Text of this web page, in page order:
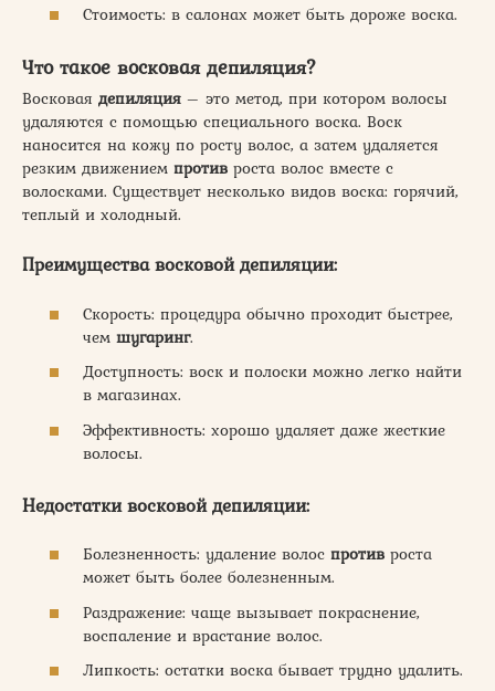
Стоимость: в салонах может быть дороже воска.
Что такое восковая депиляция?
Восковая депиляция – это метод, при котором волосы
удаляются с помощью специального воска. Воск
наносится на кожу по росту волос, а затем удаляется
резким движением против роста волос вместе с
волосками. Существует несколько видов воска: горячий,
теплый и холодный.
Преимущества восковой депиляции:
Скорость: процедура обычно проходит быстрее,
чем шугаринг.
Доступность: воск и полоски можно легко найти
в магазинах.
Эффективность: хорошо удаляет даже жесткие
волосы.
Недостатки восковой депиляции:
Болезненность: удаление волос против роста
может быть более болезненным.
Раздражение: чаще вызывает покраснение,
воспаление и врастание волос.
Липкость: остатки воска бывает трудно удалить.